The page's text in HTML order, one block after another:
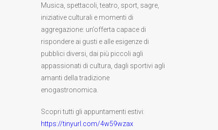
Musica, spettacoli, teatro, sport, sagre,
iniziative culturali e momenti di
aggregazione: un’offerta capace di
rispondere ai gusti e alle esigenze di
pubblici diversi, dai più piccoli agli
appassionati di cultura, dagli sportivi agli
amanti della tradizione
enogastronomica.
Scopri tutti gli appuntamenti estivi:
https://tinyurl.com/4w59wzax